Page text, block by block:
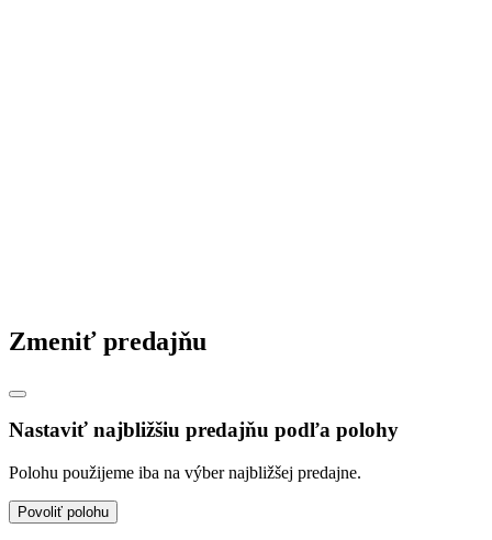
Zmeniť predajňu
Nastaviť najbližšiu predajňu podľa polohy
Polohu použijeme iba na výber najbližšej predajne.
Povoliť polohu